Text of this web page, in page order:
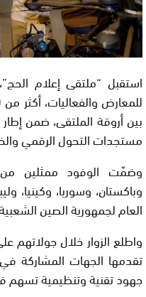
استقبل “ملتقى إعلام
بين أروقة الملتقى، ضمن إطار
مستجدات التحول الرقمي
وضمّت الوفود ممثلين من
وباكستان، وسوريا، وكينيا،
العام لجمهورية الصين
واطلع الزوار خلال جولاتهم
تقدمها الجهات المشاركة
جهود تقنية وتنظيمية تسهم في